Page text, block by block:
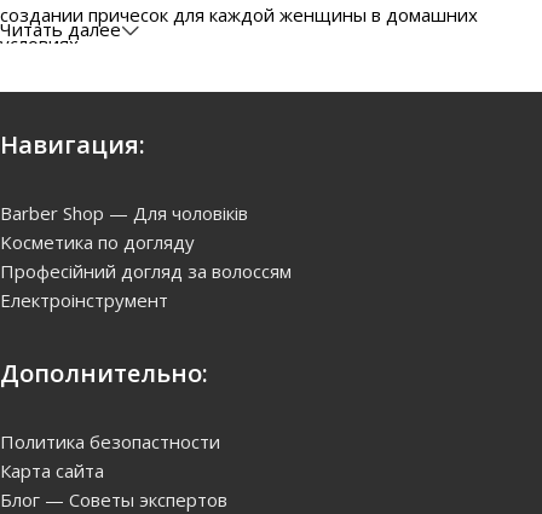
создании причесок для каждой женщины в домашних
условиях.
Читать далее
Навигация:
Barber Shop — Для чоловіків
Kосметика по догляду
Професійний догляд за волоссям
Електроінструмент
Дополнительно:
Политика безопастности
Карта сайта
Блог — Советы экспертов